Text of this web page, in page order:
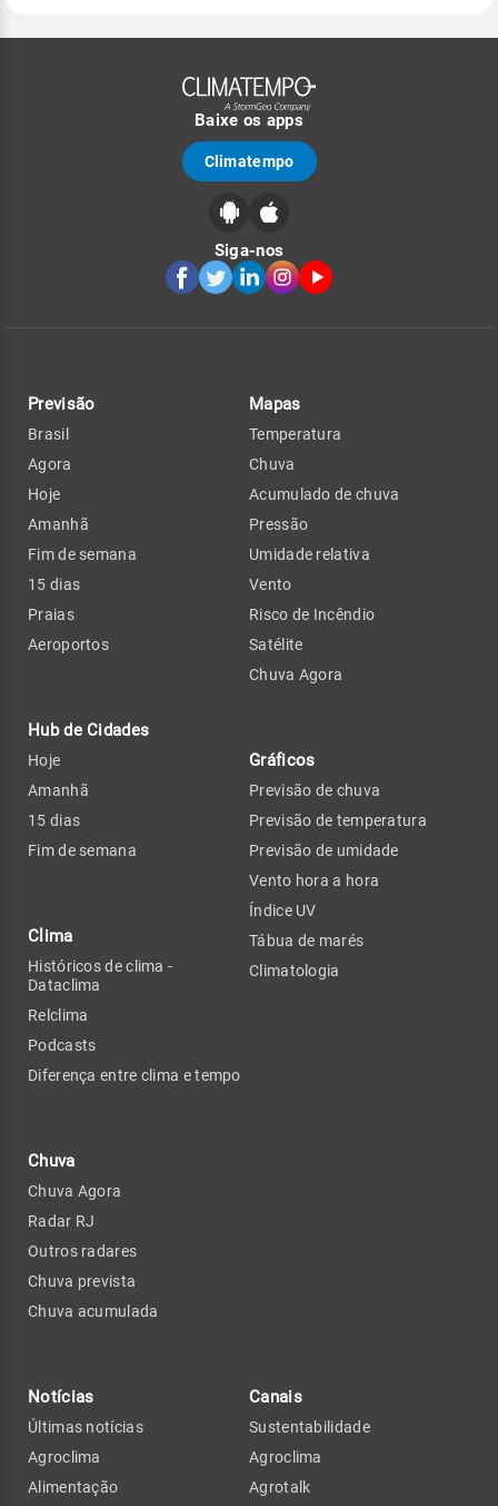
Baixe os apps
Climatempo
Siga-nos
Previsão
Brasil
Agora
Hoje
Amanhã
Fim de semana
15 dias
Praias
Aeroportos
Hub de Cidades
Hoje
Amanhã
15 dias
Fim de semana
Clima
Históricos de clima -
Dataclima
Relclima
Podcasts
Diferença entre clima e tempo
Chuva
Chuva Agora
Radar RJ
Outros radares
Chuva prevista
Chuva acumulada
Mapas
Temperatura
Chuva
Acumulado de chuva
Pressão
Umidade relativa
Vento
Risco de Incêndio
Satélite
Chuva Agora
Gráficos
Previsão de chuva
Previsão de temperatura
Previsão de umidade
Vento hora a hora
Índice UV
Tábua de marés
Climatologia
Notícias
Últimas notícias
Agroclima
Alimentação
Canais
Sustentabilidade
Agroclima
Agrotalk